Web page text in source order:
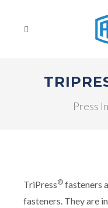
Press
TriPress® fasteners
fasteners. They are